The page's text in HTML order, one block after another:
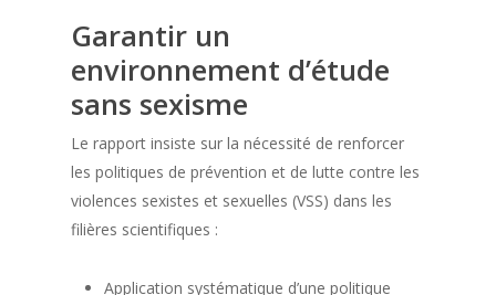
Garantir un
environnement d’étude
sans sexisme
Le rapport insiste sur la nécessité de renforcer
les politiques de prévention et de lutte contre les
violences sexistes et sexuelles (VSS) dans les
filières scientifiques :
Application systématique d’une politique